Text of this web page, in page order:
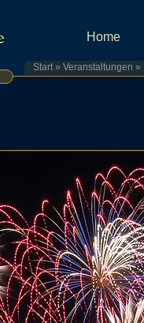
Home
Start» Veranstaltungen »